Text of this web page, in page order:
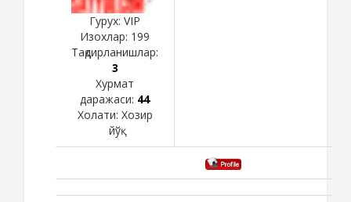
Гурух: VIP
Изохлар: 199
Тақдирланишлар:
3
Хурмат
даражаси: 44
Холати: Хозир
йўқ